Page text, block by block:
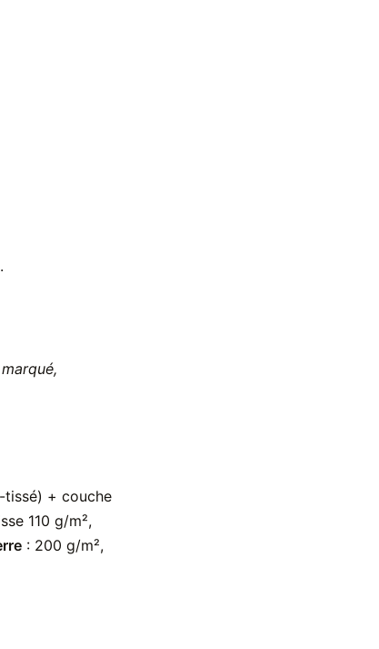
.
tissé) + couche
110 g/m²,
: 200 g/m²,